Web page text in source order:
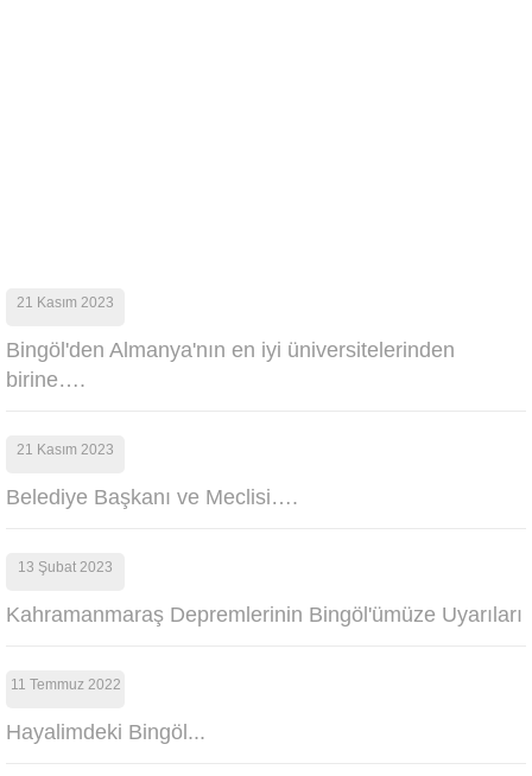
21 Kasım 2023
Bingöl'den Almanya'nın en iyi üniversitelerinden
birine….
21 Kasım 2023
Belediye Başkanı ve Meclisi….
13 Şubat 2023
Kahramanmaraş Depremlerinin Bingöl'ümüze Uyarıları
11 Temmuz 2022
Hayalimdeki Bingöl...